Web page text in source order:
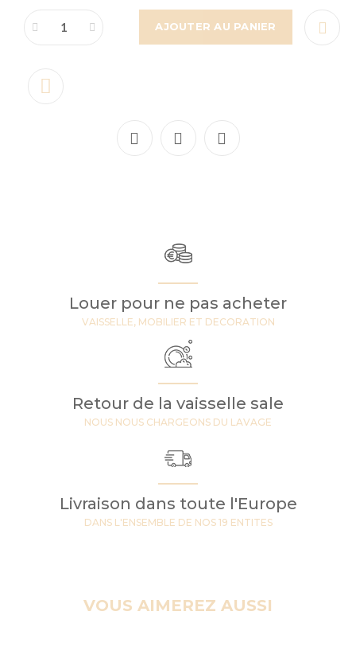
AJOUTER AU PANIER
Louer pour ne pas acheter
VAISSELLE, MOBILIER ET DECORATION
Retour de la vaisselle sale
NOUS NOUS CHARGEONS DU LAVAGE
Livraison dans toute l'Europe
DANS L'ENSEMBLE DE NOS 19 ENTITES
VOUS AIMEREZ AUSSI